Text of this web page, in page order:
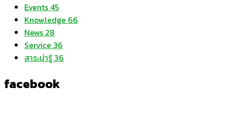
Events 45
Knowledge 66
News 28
Service 36
สาระน่ารู้ 36
facebook